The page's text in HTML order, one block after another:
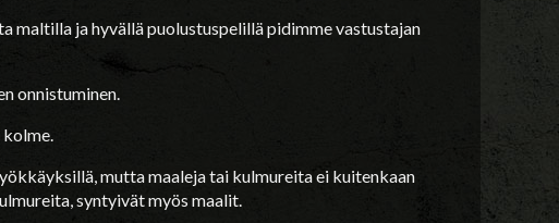
maltilla ja hyvällä puolustuspelillä pidimme vastustajan
onnistuminen.
mutta maaleja tai kulmureita ei kuitenkaan
syntyivät myös maalit.